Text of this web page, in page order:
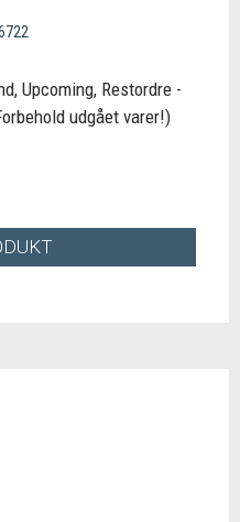
Upcoming, Restordre -
udgået varer!)